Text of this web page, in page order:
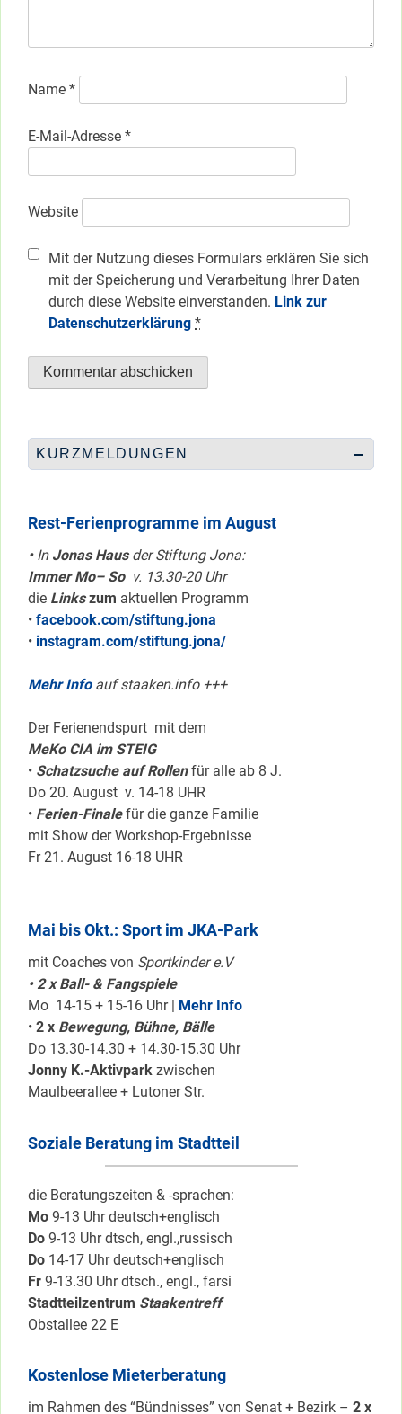
Name *
E-Mail-Adresse *
Website
Mit der Nutzung dieses Formulars erklären Sie sich
mit der Speicherung und Verarbeitung Ihrer Daten
durch diese Website einverstanden. Link zur
Datenschutzerklärung *
KURZMELDUNGEN
Rest-Ferienprogramme im August
•InJonas Hausder Stiftung Jona:
Immer Mo– So v. 13.30-20 Uhr
die Linkszum aktuellen Programm
• facebook.com/stiftung.jona
• instagram.com/stiftung.jona/
Mehr Infoauf staaken.info +++
Der Ferienendspurt mit dem
MeKo CIA im STEIG
• Schatzsuche auf Rollenfür alle ab 8 J.
Do 20. August v. 14-18 UHR
• Ferien-Finalefür die ganze Familie
mit Show der Workshop-Ergebnisse
Fr 21. August 16-18 UHR
Mai bis Okt.: Sport im JKA-Park
mit Coaches von Sportkinder e.V
• 2 x Ball- & Fangspiele
Mo 14-15 + 15-16 Uhr | Mehr Info
• 2 x Bewegung, Bühne, Bälle
Do 13.30-14.30 + 14.30-15.30 Uhr
Jonny K.-Aktivpark zwischen
Maulbeerallee + Lutoner Str.
Soziale Beratung im Stadtteil
die Beratungszeiten & -sprachen:
Mo 9-13 Uhr deutsch+englisch
Do 9-13 Uhr dtsch, engl.,russisch
Do 14-17 Uhr deutsch+englisch
Fr 9-13.30 Uhr dtsch., engl., farsi
Stadtteilzentrum Staakentreff
Obstallee 22 E
Kostenlose Mieterberatung
im Rahmen des “Bündnisses” von Senat + Bezirk – 2 x